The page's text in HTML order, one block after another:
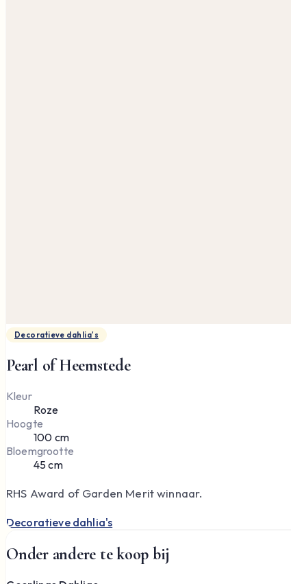
Decoratieve dahlia's
Pearl of Heemstede
Kleur
Roze
Hoogte
100 cm
Bloemgrootte
45 cm
RHS Award of Garden Merit winnaar.
Decoratieve dahlia's
Onder andere te koop bij